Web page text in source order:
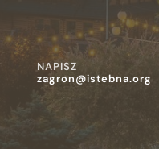
NAPISZ
zagron@istebna.org